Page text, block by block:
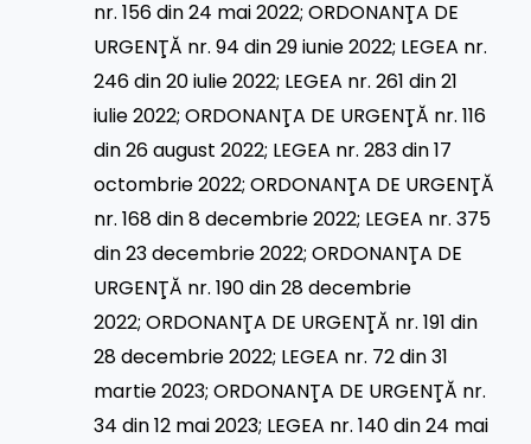
nr. 156 din 24 mai 2022;ORDONANŢA DE
URGENŢĂ nr. 94 din 29 iunie 2022; LEGEA nr.
246 din 20 iulie 2022; LEGEA nr. 261 din 21
iulie 2022;ORDONANŢA DE URGENŢĂ nr. 116
din 26 august 2022; LEGEA nr. 283 din 17
octombrie 2022;ORDONANŢA DE URGENŢĂ
nr. 168 din 8 decembrie 2022; LEGEA nr. 375
din 23 decembrie 2022;ORDONANŢA DE
URGENŢĂ nr. 190 din 28 decembrie
2022;ORDONANŢA DE URGENŢĂ nr. 191 din
28 decembrie 2022; LEGEA nr. 72 din 31
martie 2023;ORDONANŢA DE URGENŢĂ nr.
34 din 12 mai 2023; LEGEA nr. 140 din 24 mai